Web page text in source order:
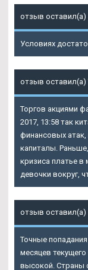
отзыв оставил(а)
Условиях
отзыв оставил(а)
Торгов акциями
2017, 13:58 так
финансовых атак,
капиталы.
кризиса платье в
девочки вокруг,
отзыв оставил(а)
Точные
месяцев
высокой. Страны